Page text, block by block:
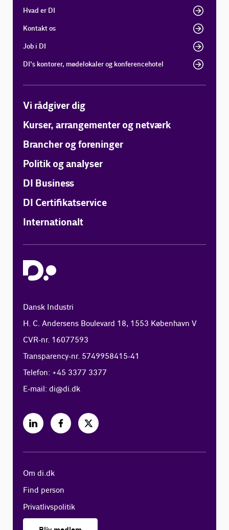
Hvad er DI
Kontakt os
Job i DI
DI's kontorer, mødelokaler og konferencehotel
Vi rådgiver dig
Kurser, arrangementer og netværk
Brancher og foreninger
Politik og analyser
DI Business
DI Certifikatservice
Internationalt
Dansk Industri
H. C. Andersens Boulevard 18, 1553 København V
CVR-nr. 16077593
Transparency-nr. 5749958415-41
Telefon: +45 3377 3377
E-mail:di@di.dk
Om di.dk
Find person
Privatlivspolitik